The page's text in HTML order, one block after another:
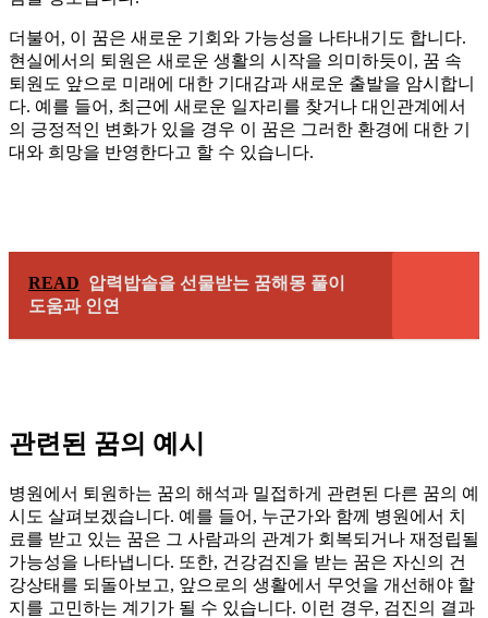
더불어, 이 꿈은 새로운 기회와 가능성을 나타내기도 합니다.
현실에서의 퇴원은 새로운 생활의 시작을 의미하듯이, 꿈 속
퇴원도 앞으로 미래에 대한 기대감과 새로운 출발을 암시합니
다. 예를 들어, 최근에 새로운 일자리를 찾거나 대인관계에서
의 긍정적인 변화가 있을 경우 이 꿈은 그러한 환경에 대한 기
대와 희망을 반영한다고 할 수 있습니다.
READ 압력밥솥을 선물받는 꿈해몽 풀이
도움과 인연
관련된 꿈의 예시
병원에서 퇴원하는 꿈의 해석과 밀접하게 관련된 다른 꿈의 예
시도 살펴보겠습니다. 예를 들어, 누군가와 함께 병원에서 치
료를 받고 있는 꿈은 그 사람과의 관계가 회복되거나 재정립될
가능성을 나타냅니다. 또한, 건강검진을 받는 꿈은 자신의 건
강상태를 되돌아보고, 앞으로의 생활에서 무엇을 개선해야 할
지를 고민하는 계기가 될 수 있습니다. 이런 경우, 검진의 결과